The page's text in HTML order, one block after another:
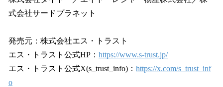
式会社サードプラネット
発売元：株式会社エス・トラスト
エス・トラスト公式HP： https://www.s-trust.jp/
エス・トラスト公式X(s_trust_info)： https://x.com/s_trust_inf
o